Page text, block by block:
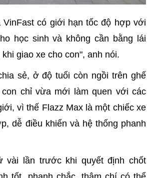
VinFast có giới hạn tốc độ hợp với
học sinh và không cần bằng lái
giao xe cho con", anh nói.
sẻ, ở độ tuổi còn ngồi trên ghế
chỉ vừa mới làm quen với các
vì thế Flazz Max là một chiếc xe
dễ điều khiển và hệ thống phanh
vài lần trước khi quyết định chốt